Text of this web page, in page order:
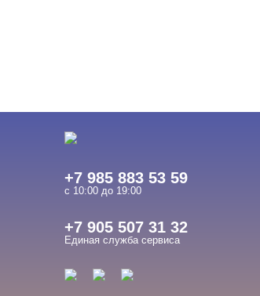
+7 985 883 53 59
с 10:00 до 19:00
+7 905 507 31 32
Единая служба сервиса